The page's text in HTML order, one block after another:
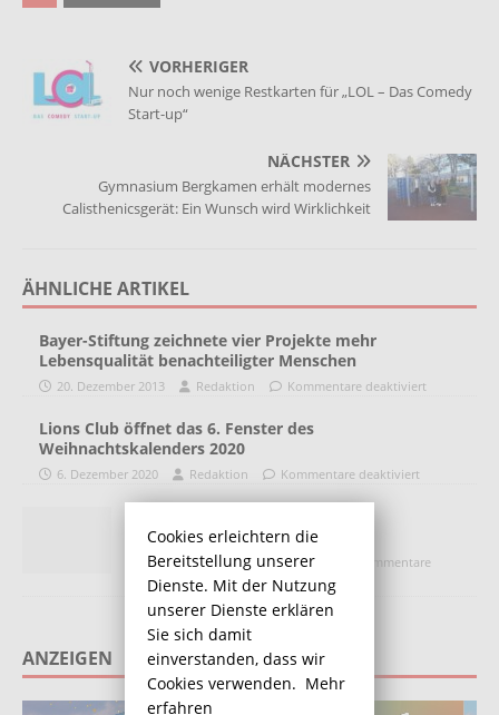
VORHERIGER
Nur noch wenige Restkarten für „LOL – Das Comedy
Start-up“
NÄCHSTER
Gymnasium Bergkamen erhält modernes
Calisthenicsgerät: Ein Wunsch wird Wirklichkeit
ÄHNLICHE ARTIKEL
Bayer-Stiftung zeichnete vier Projekte mehr
Lebensqualität benachteiligter Menschen
20. Dezember 2013 Redaktion Kommentare deaktiviert
Lions Club öffnet das 6. Fenster des
Weihnachtskalenders 2020
6. Dezember 2020 Redaktion Kommentare deaktiviert
Wiedereinstieg von Frauen
25. September 2013 Heino
Kommentare
deaktiviert
ANZEIGEN
Cookies erleichtern die
Bereitstellung unserer
Dienste. Mit der Nutzung
unserer Dienste erklären
Sie sich damit
einverstanden, dass wir
Cookies verwenden. Mehr
erfahren